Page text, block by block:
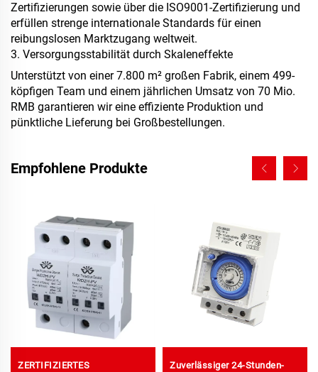
Zertifizierungen sowie über die ISO9001-Zertifizierung und
erfüllen strenge internationale Standards für einen
reibungslosen Marktzugang weltweit.
3. Versorgungsstabilität durch Skaleneffekte
Unterstützt von einer 7.800 m² großen Fabrik, einem 499-
köpfigen Team und einem jährlichen Umsatz von 70 Mio.
RMB garantieren wir eine effiziente Produktion und
pünktliche Lieferung bei Großbestellungen.
Empfohlene Produkte
ZERTIFIZIERTES
Zuverlässiger 24-Stunden-